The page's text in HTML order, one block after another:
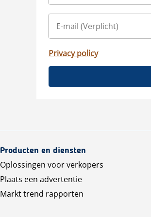
Privacy policy
Producten en diensten
Oplossingen voor verkopers
Plaats een advertentie
Markt trend rapporten